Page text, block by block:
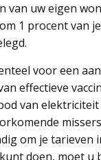
uw eigen
1 procent van
voor een
effectieve
van
om je tarieven
doen, moet